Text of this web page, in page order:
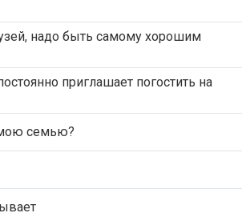
надо быть самому хорошим
приглашает погостить на
мою семью?